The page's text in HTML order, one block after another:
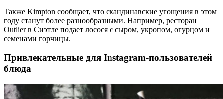
Также Kimpton сообщает, что скандинавские угощения в этом
году станут более разнообразными. Например, ресторан
Outlier в Сиэтле подает лосося с сыром, укропом, огурцом и
семенами горчицы.
Привлекательные для Instagram-пользователей
блюда